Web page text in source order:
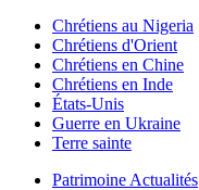
Chrétiens au Nigeria
Chrétiens d'Orient
Chrétiens en Chine
Chrétiens en Inde
États-Unis
Guerre en Ukraine
Terre sainte
Patrimoine Actualités